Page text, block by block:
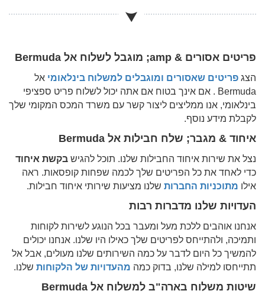
פריטים אסורים & amp; מוגבל לשלוח אל Bermuda
הצג פריטים שאסורים ומוגבלים למשלוח בינלאומי אל
Bermuda . אם אינך בטוח אם אתה יכול לשלוח פריט ספציפי
בינלאומי, אנו ממליצים ליצור קשר עם משרד המכס המקומי שלך
לקבלת מידע נוסף.
איחוד & מגבר; שלח חבילות אל Bermuda
נצל את שירות איחוד החבילות שלנו. תוכל להגיש בקשת איחוד
כדי לאחד את כל הפריטים שלך לכמה שפחות קופסאות. ראה
אילו מתוכניות החברות שלנו מציעות שירותי איחוד חבילות.
העדויות שלנו מדברות רבות
אנחנו אוהבים ללכת מעל ומעבר בכל הנוגע לשירות לקוחות
ותמיכה, ולהתייחס לפריטים שלך כאילו היו שלנו. אנחנו יכולים
להמשיך כל היום לדבר על כמה השירותים שלנו מעולים, אבל אל
תתייחסו למילה שלנו, בדוק כמה מהעדויות של הלקוחות שלנו.
שיטות משלוח בארה"ב למשלוח אל Bermuda